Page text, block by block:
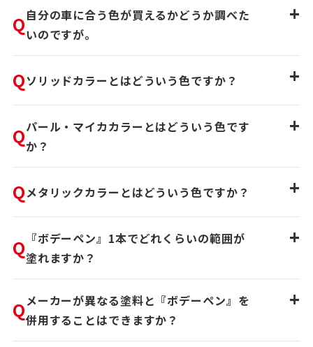
Q自分の車に合う色が買えるかどうか調べた
いのですが。
+
Qソリッドカラーとはどういう色ですか？ +
Qパール・マイカカラーとはどういう色です
か？
+
Qメタリックカラーとはどういう色ですか？ +
Q 『ボデーペン』1本でどれくらいの範囲が
塗れますか？
+
Qメーカーが異なる塗料と『ボデーペン』を
併用することはできますか？
+